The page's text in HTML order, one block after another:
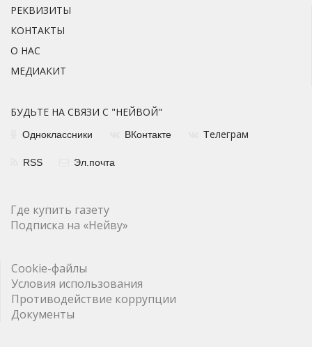
РЕКВИЗИТЫ
КОНТАКТЫ
О НАС
МЕДИАКИТ
БУДЬТЕ НА СВЯЗИ С "НЕЙВОЙ"
Одноклассники ВКонтакте Телеграм
RSS Эл.почта
Где купить газету
Подписка на «Нейву»
Cookie-файлы
Условия использования
Противодействие коррупции
Документы